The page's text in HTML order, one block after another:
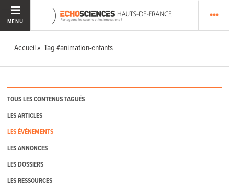
MENU
Accueil Tag #animation-enfants
TOUS LES CONTENUS TAGUÉS
LES ARTICLES
LES ÉVÉNEMENTS
LES ANNONCES
LES DOSSIERS
LES RESSOURCES